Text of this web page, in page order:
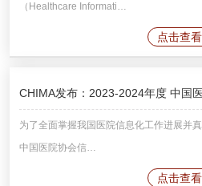
（Healthcare Informati…
点击查看
CHIMA发布：2023-2024年度 中国
为了全面掌握我国医院信息化工作进展并
中国医院协会信…
点击查看